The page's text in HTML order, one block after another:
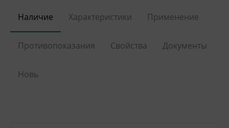
Наличие Характеристики Применение
Противопоказания Свойства Документы
Новь